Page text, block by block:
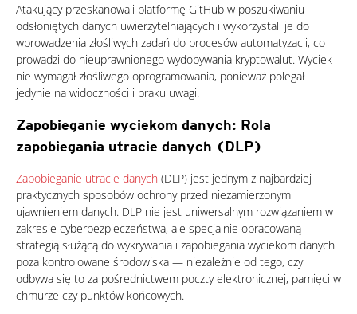
Atakujący przeskanowali platformę GitHub w poszukiwaniu
odsłoniętych danych uwierzytelniających i wykorzystali je do
wprowadzenia złośliwych zadań do procesów automatyzacji, co
prowadzi do nieuprawnionego wydobywania kryptowalut. Wyciek
nie wymagał złośliwego oprogramowania, ponieważ polegał
jedynie na widoczności i braku uwagi.
Zapobieganie wyciekom danych: Rola
zapobiegania utracie danych (DLP)
Zapobieganie utracie danych (DLP) jest jednym z najbardziej
praktycznych sposobów ochrony przed niezamierzonym
ujawnieniem danych. DLP nie jest uniwersalnym rozwiązaniem w
zakresie cyberbezpieczeństwa, ale specjalnie opracowaną
strategią służącą do wykrywania i zapobiegania wyciekom danych
poza kontrolowane środowiska — niezależnie od tego, czy
odbywa się to za pośrednictwem poczty elektronicznej, pamięci w
chmurze czy punktów końcowych.
One-Platform